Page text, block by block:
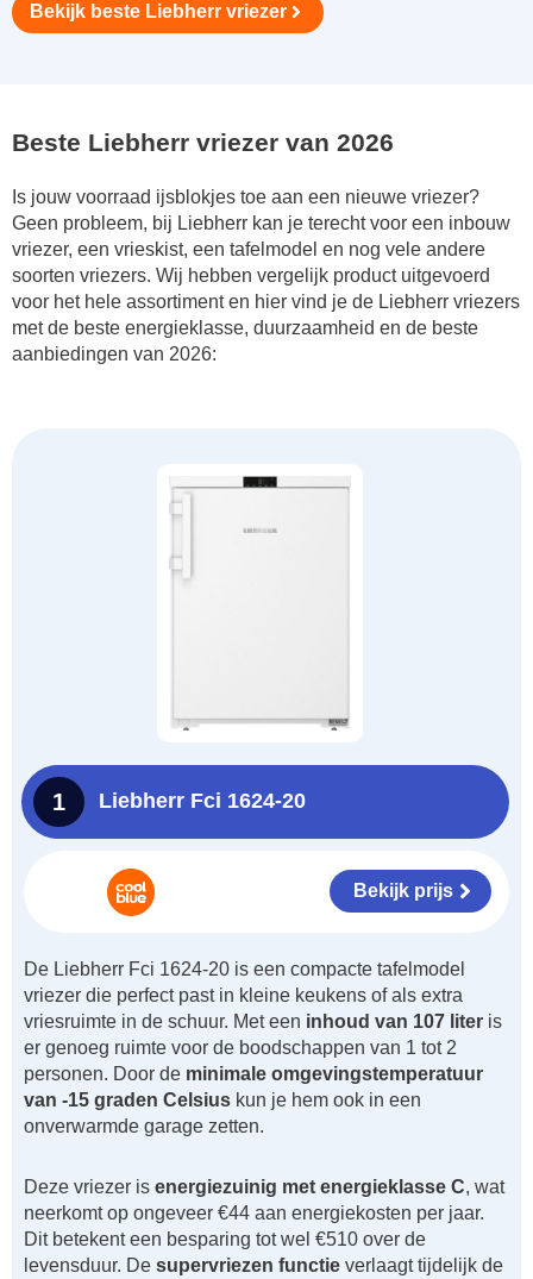
Bekijk beste Liebherr vriezer
Beste Liebherr vriezer van 2026
Is jouw voorraad ijsblokjes toe aan een nieuwe vriezer?
Geen probleem, bij Liebherr kan je terecht voor een inbouw
vriezer, een vrieskist, een tafelmodel en nog vele andere
soorten vriezers. Wij hebben vergelijk product uitgevoerd
voor het hele assortiment en hier vind je de Liebherr vriezers
met de beste energieklasse, duurzaamheid en de beste
aanbiedingen van 2026:
1 Liebherr Fci 1624-20
Bekijk prijs
De Liebherr Fci 1624-20 is een compacte tafelmodel
vriezer die perfect past in kleine keukens of als extra
vriesruimte in de schuur. Met een inhoud van 107 liter is
er genoeg ruimte voor de boodschappen van 1 tot 2
personen. Door de minimale omgevingstemperatuur
van -15 graden Celsius kun je hem ook in een
onverwarmde garage zetten.
Deze vriezer is energiezuinig met energieklasse C, wat
neerkomt op ongeveer €44 aan energiekosten per jaar.
Dit betekent een besparing tot wel €510 over de
levensduur. De supervriezen functie verlaagt tijdelijk de